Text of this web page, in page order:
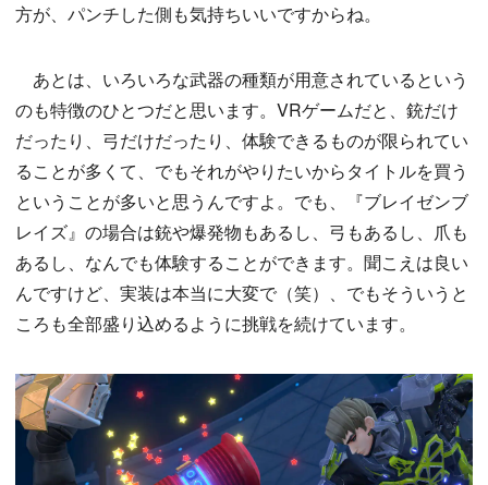
方が、パンチした側も気持ちいいですからね。
あとは、いろいろな武器の種類が用意されているという
のも特徴のひとつだと思います。VRゲームだと、銃だけ
だったり、弓だけだったり、体験できるものが限られてい
ることが多くて、でもそれがやりたいからタイトルを買う
ということが多いと思うんですよ。でも、『ブレイゼンブ
レイズ』の場合は銃や爆発物もあるし、弓もあるし、爪も
あるし、なんでも体験することができます。聞こえは良い
んですけど、実装は本当に大変で（笑）、でもそういうと
ころも全部盛り込めるように挑戦を続けています。